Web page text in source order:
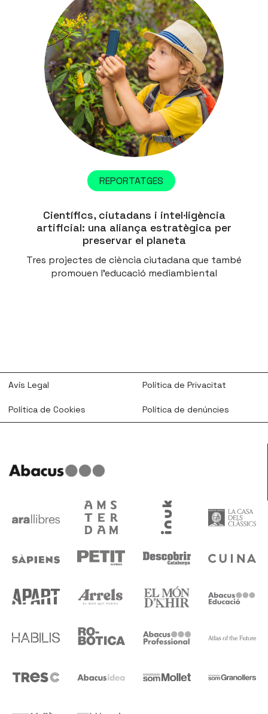
REPORTATGES
Científics, ciutadans i intel·ligència
artificial: una aliança estratègica per
preservar el planeta
Tres projectes de ciència ciutadana que també
promouen l'educació mediambiental
Avís Legal Política de Privacitat
Política de Cookies Política de denúncies